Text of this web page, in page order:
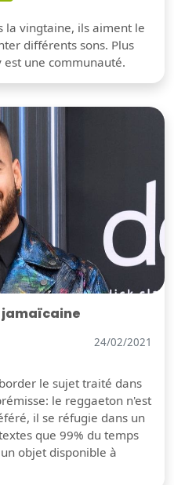
la vingtaine, ils aiment le
différents sons. Plus
une communauté.
24/02/2021
le sujet traité dans
le reggaeton n'est
il se réfugie dans un
que 99% du temps
objet disponible à